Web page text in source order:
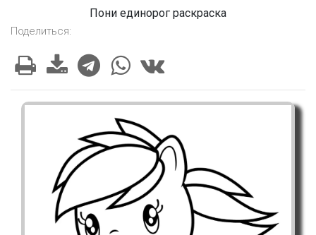
Пони единорог раскраска
Поделиться: